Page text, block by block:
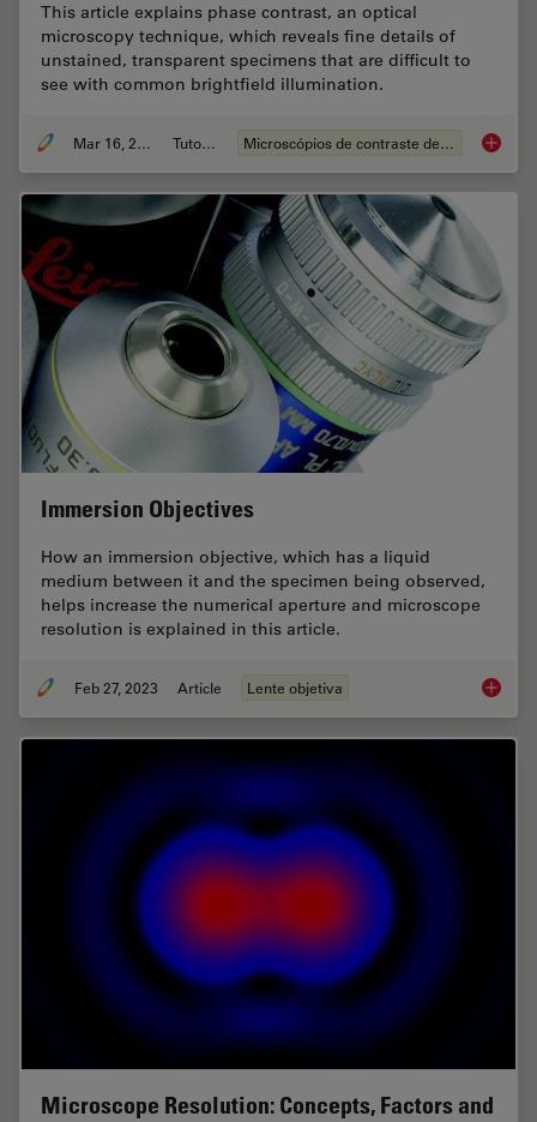
This article explains phase contrast, an optical
microscopy technique, which reveals fine details of
unstained, transparent specimens that are difficult to
see with common brightfield illumination.
Mar 16, 2023 Tutorial Microscópios de contraste de fases Phase
Immersion Objectives
How an immersion objective, which has a liquid
medium between it and the specimen being observed,
helps increase the numerical aperture and microscope
resolution is explained in this article.
Feb 27, 2023 Article Lente objetiva
Microscope Resolution: Concepts, Factors and